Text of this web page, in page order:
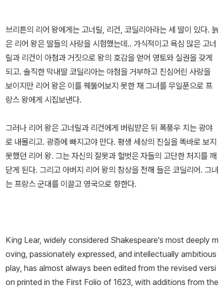
브리튼의 리어 왕에게는 고너릴, 리건, 코딜리아라는 세 딸이 있다. 늙
은 리어 왕은 딸들의 사랑을 시험했는데.. 가식적이고 욕심 많은 고너
릴과 리건이 아첨과 거짓으로 왕의 호감을 얻어 영토와 실권을 갖게
되고. 솔직한 막내딸 코딜리아는 아첨을 거부하고 진심어린 사랑을
보이지만 리어 왕은 이를 꿰뚫어보지 못한 채 그녀를 무일푼으로 프
랑스 왕에게 시집보낸다.
그러나 리어 왕은 고너릴과 리건에게 버림받은 뒤 폭풍우 치는 광야
로 내몰리고. 광증에 빠지고야 만다. 평생 세상의 진실을 똑바로 보지
못했던 리어 왕. 그는 자신의 잘못과 헐벗은 자들의 고단한 처지를 깨
닫게 된다. 그리고 아버지 리어 왕의 참상을 전해 들은 코딜리어. 그녀
는 프랑스 군대를 이끌고 영국으로 향한다.
King Lear, widely considered Shakespeare's most deeply m
oving, passionately expressed, and intellectually ambitious
play, has almost always been edited from the revised versi
on printed in the First Folio of 1623, with additions from the